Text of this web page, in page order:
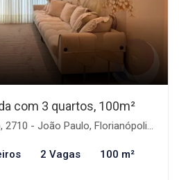
com 3 quartos, 100m²
- João Paulo, Florianópolis-SC
2 Vagas 100 m²